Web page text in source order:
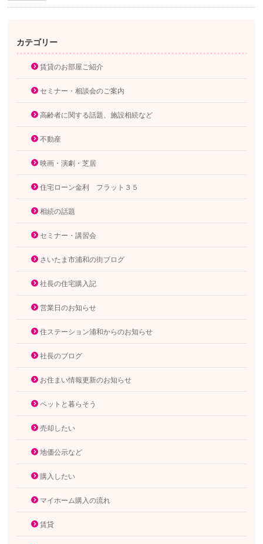
カテゴリー
賃貸のお部屋ご紹介
セミナー・相談会のご案内
高齢者に関する話題、施設相続など
不動産
映画・演劇・芝居
住宅ローン金利 フラット３５
相続の話題
セミナー・講習会
さいたま市浦和の街ブログ
社長の住宅購入記
営業日のお知らせ
住ステーション浦和からのお知らせ
社長のブログ
お住まい情報更新のお知らせ
ペットと暮らそう
売却したい
地価公示など
購入したい
マイホーム購入の流れ
賃貸